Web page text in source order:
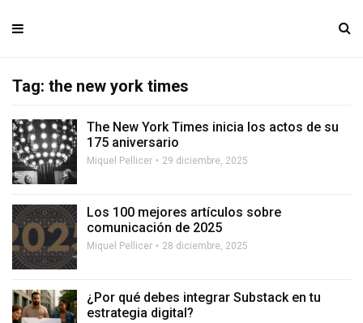
Tag: the new york times
The New York Times inicia los actos de su
175 aniversario
Miquel Pellicer 29 diciembre, 2025
Los 100 mejores artículos sobre
comunicación de 2025
Miquel Pellicer 28 diciembre, 2025
¿Por qué debes integrar Substack en tu
estrategia digital?